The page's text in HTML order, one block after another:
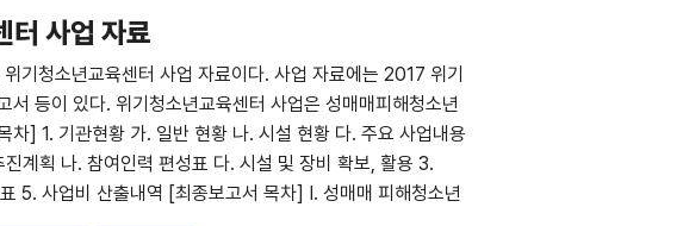
사업 자료
기청소년교육센터 사업 자료이다. 사업 자료에는 2017 위기
서 등이 있다. 위기청소년교육센터 사업은 성매매피해청소년
차] 1. 기관현황 가. 일반 현황 나. 시설 현황 다. 주요 사업내용
계획 나. 참여인력 편성표 다. 시설 및 장비 확보, 활용 3.
5. 사업비 산출내역 [최종보고서 목차] I. 성매매 피해청소년